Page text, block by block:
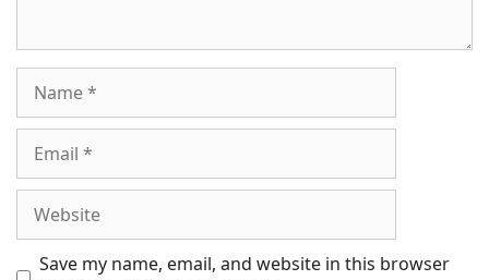
Save my name, email, and website in this browser